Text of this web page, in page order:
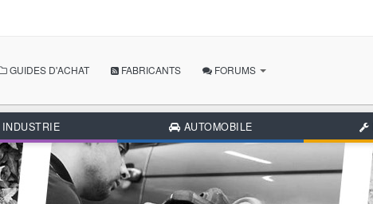
GUIDES D'ACHAT FABRICANTS FORUMS
INDUSTRIE AUTOMOBILE